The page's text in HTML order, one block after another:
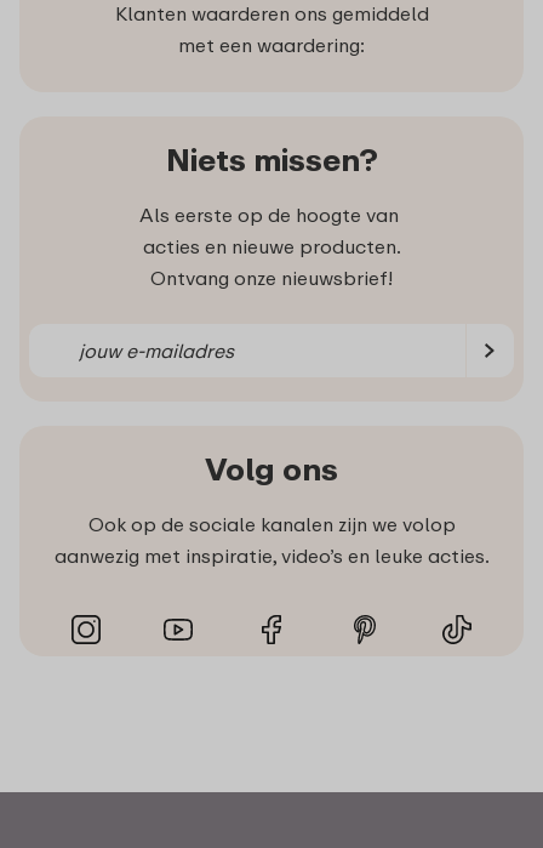
Klanten waarderen ons gemiddeld
met een waardering:
Niets missen?
Als eerste op de hoogte van
acties en nieuwe producten.
Ontvang onze nieuwsbrief!
Volg ons
Ook op de sociale kanalen zijn we volop
aanwezig met inspiratie, video’s en leuke acties.